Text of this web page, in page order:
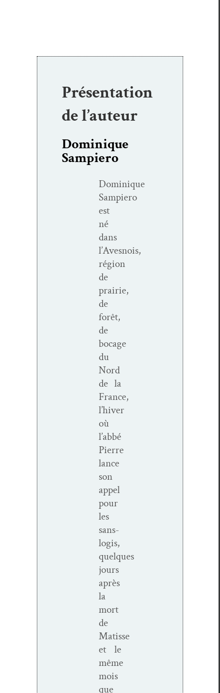
Présentation
de l’auteur
Dominique
Sampiero
Dominique
Sampiero
est
né
dans
l’Avesnois,
région
de
prairie,
de
forêt,
de
bocage
du
Nord
de la
France,
l’hiver
où
l’abbé
Pierre
lance
son
appel
pour
les
sans-
logis,
quelques
jours
après
la
mort
de
Matisse
et le
même
mois
que